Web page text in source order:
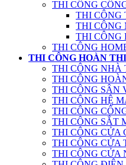
THI CÔNG
THI CÔNG
THI CÔNG
THI CÔNG
THI CÔNG
THI CÔNG HOÀN
THI CÔNG NHÀ
THI CÔNG
THI CÔNG SÂN
THI CÔNG HỆ
THI CÔNG
THI CÔNG SẮT
THI CÔNG CỬA
THI CÔNG CỬA
THI CÔNG CỬA